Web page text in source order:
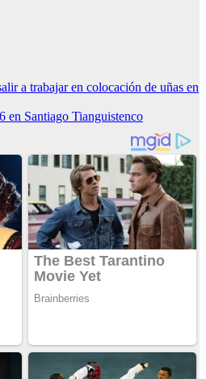
a trabajar en colocación de uñas en
en Santiago Tianguistenco